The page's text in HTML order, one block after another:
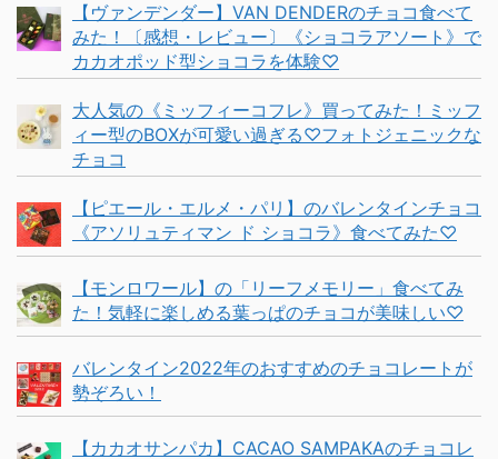
【ヴァンデンダー】VAN DENDERのチョコ食べて
みた！〔感想・レビュー〕《ショコラアソート》で
カカオポッド型ショコラを体験♡
大人気の《ミッフィーコフレ》買ってみた！ミッフ
ィー型のBOXが可愛い過ぎる♡フォトジェニックな
チョコ
【ピエール・エルメ・パリ】のバレンタインチョコ
《アソリュティマン ド ショコラ》食べてみた♡
【モンロワール】の「リーフメモリー」食べてみ
た！気軽に楽しめる葉っぱのチョコが美味しい♡
バレンタイン2022年のおすすめのチョコレートが
勢ぞろい！
【カカオサンパカ】CACAO SAMPAKAのチョコレ